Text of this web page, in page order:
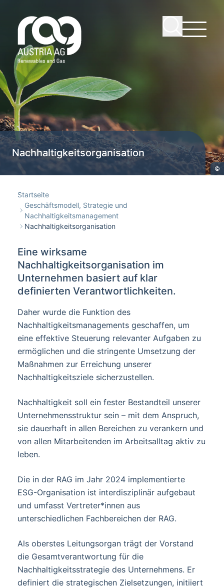
©
Nachhaltigkeitsorganisation
Startseite
Geschäftsmodell, Strategie und
Nachhaltigkeitsmanagement
Nachhaltigkeitsorganisation
Eine wirksame
Nachhaltigkeitsorganisation im
Unternehmen basiert auf klar
definierten Verantwortlichkeiten.
Daher wurde die Funktion des
Nachhaltigkeitsmanagements geschaffen, um
eine effektive Steuerung relevanter Aufgaben zu
ermöglichen und die stringente Umsetzung der
Maßnahmen zur Erreichung unserer
Nachhaltigkeitsziele sicherzustellen.
Nachhaltigkeit soll ein fester Bestandteil unserer
Unternehmensstruktur sein – mit dem Anspruch,
sie dauerhaft in allen Bereichen zu verankern und
von allen Mitarbeitenden im Arbeitsalltag aktiv zu
leben.
Die in der RAG im Jahr 2024 implementierte
ESG-Organisation ist interdisziplinär aufgebaut
und umfasst Vertreter*innen aus
unterschiedlichen Fachbereichen der RAG.
Als oberstes Leitungsorgan trägt der Vorstand
die Gesamtverantwortung für die
Nachhaltigkeitsstrategie des Unternehmens. Er
definiert die strategischen Zielsetzungen, initiiert